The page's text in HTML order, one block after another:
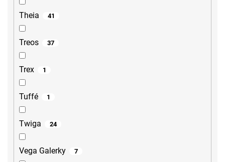
Theia 41
Treos 37
Trex 1
Tuffé 1
Twiga 24
Vega Galerky 7